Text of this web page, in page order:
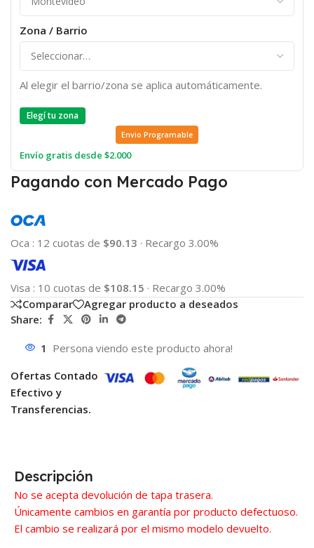
Zona / Barrio
Al elegir el barrio/zona se aplica automáticamente.
Elegí tu zona
Envio Programable
Envío gratis desde $2.000
Pagando con Mercado Pago
Oca : 12 cuotas de $90.13 · Recargo 3.00%
Visa : 10 cuotas de $108.15 · Recargo 3.00%
Comparar
Agregar producto a deseados
Share:
1 Persona viendo este producto ahora!
Ofertas Contado
Efectivo y
Transferencias.
Descripción
No se acepta devolución de tapa trasera.
Únicamente cambios en garantía por producto defectuoso.
El cambio se realizará por el mismo modelo devuelto.